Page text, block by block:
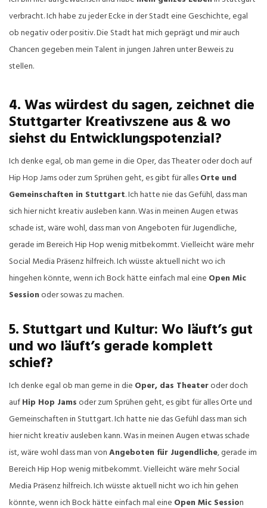
verbracht. Ich habe zu jeder Ecke in der Stadt eine Geschichte, egal
ob negativ oder positiv. Die Stadt hat mich geprägt und mir auch
Chancen gegeben mein Talent in jungen Jahren unter Beweis zu
stellen.
4. Was würdest du sagen, zeichnet die
Stuttgarter Kreativszene aus & wo
siehst du Entwicklungspotenzial?
Ich denke egal, ob man gerne in die Oper, das Theater oder doch auf
Hip Hop Jams oder zum Sprühen geht, es gibt für allesOrte und
Gemeinschaften in Stuttgart. Ich hatte nie das Gefühl, dass man
sich hier nicht kreativ ausleben kann. Was in meinen Augen etwas
schade ist, wäre wohl, dass man von Angeboten für Jugendliche,
gerade im Bereich Hip Hop wenig mitbekommt. Vielleicht wäre mehr
Social Media Präsenz hilfreich. Ich wüsste aktuell nicht wo ich
hingehen könnte, wenn ich Bock hätte einfach mal eine Open Mic
Sessionoder sowas zu machen.
5. Stuttgart und Kultur: Wo läuft’s gut
und wo läuft’s gerade komplett
schief?
Ich denke egal ob man gerne in die Oper, das Theateroder doch
aufHip Hop Jams oder zum Sprühen geht, es gibt für alles Orte und
Gemeinschaften in Stuttgart. Ich hatte nie das Gefühl dass man sich
hier nicht kreativ ausleben kann. Was in meinen Augen etwas schade
ist, wäre wohl dass man vonAngeboten für Jugendliche, gerade im
Bereich Hip Hop wenig mitbekommt. Vielleicht wäre mehr Social
Media Präsenz hilfreich. Ich wüsste aktuell nicht wo ich hin gehen
könnte, wenn ich Bock hätte einfach mal eine Open Mic Session